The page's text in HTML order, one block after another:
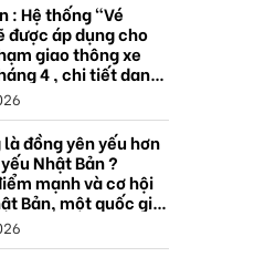
: Hệ thống "Vé
được áp dụng cho
giao thông xe
4 , chi tiết danh
xử phạt.
là đồng yên yếu hơn
Nhật Bản ?
mạnh và cơ hội
Bản, một quốc gia